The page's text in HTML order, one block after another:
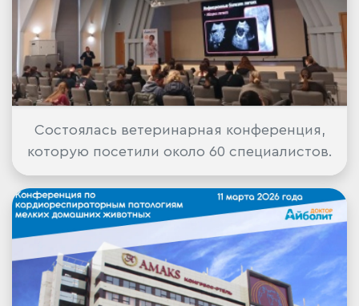
Состоялась ветеринарная конференция,
которую посетили около 60 специалистов.